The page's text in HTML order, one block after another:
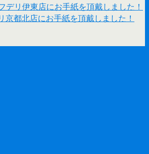
デリ伊東店にお手紙を頂戴しました！
京都北店にお手紙を頂戴しました！